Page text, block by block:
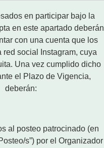
en participar bajo la
en este apartado deberán
con una cuenta que los
red social Instagram, cuya
Una vez cumplido dicho
el Plazo de Vigencia,
deberán:
al posteo patrocinado (en
s”) por el Organizador